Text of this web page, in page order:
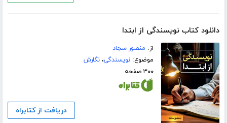
دانلود کتاب نویسندگی از ابتدا
از: منصور سجاد
موضوع:نویسندگی،نگارش
۳۰۰ صفحه
دریافت از کتابراه